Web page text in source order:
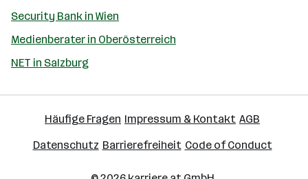
Security Bank in Wien
Medienberater in Oberösterreich
NET in Salzburg
Häufige Fragen Impressum & Kontakt AGB
Datenschutz Barrierefreiheit Code of Conduct